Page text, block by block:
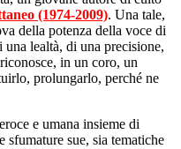
(1974-2009). Una tale,
della potenza della voce di
lealtà, di una precisione,
in un coro, un
prolungarlo, perché ne
e umana insieme di
sue, sia tematiche